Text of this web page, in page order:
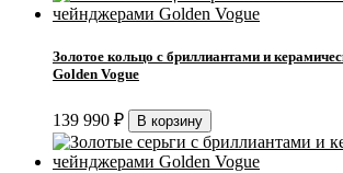
Золотое кольцо с бриллиантами и
Golden Vogue
139 990 ₽